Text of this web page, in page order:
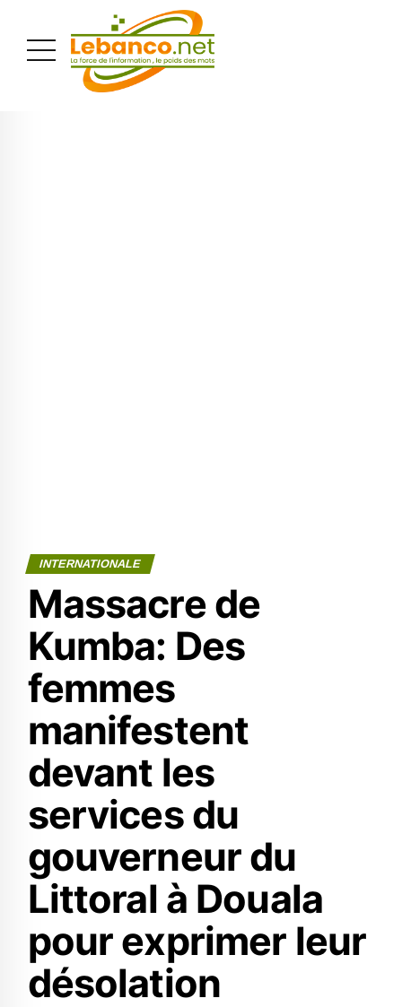
INTERNATIONALE
Massacre de
Kumba: Des
femmes
manifestent
devant les
services du
gouverneur du
Littoral à Douala
pour exprimer leur
désolation